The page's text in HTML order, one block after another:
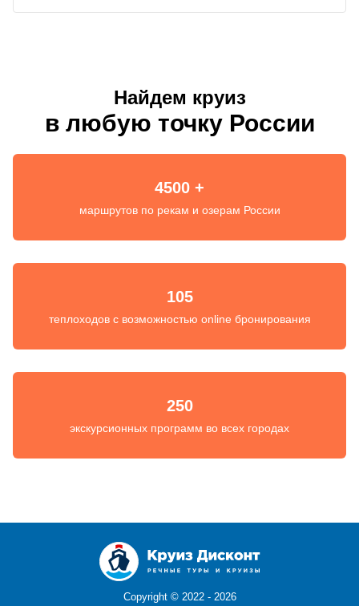
Найдем круиз
в любую точку России
4500 +
маршрутов по рекам и озерам России
105
теплоходов с возможностью online бронирования
250
экскурсионных программ во всех городах
Copyright © 2022 - 2026